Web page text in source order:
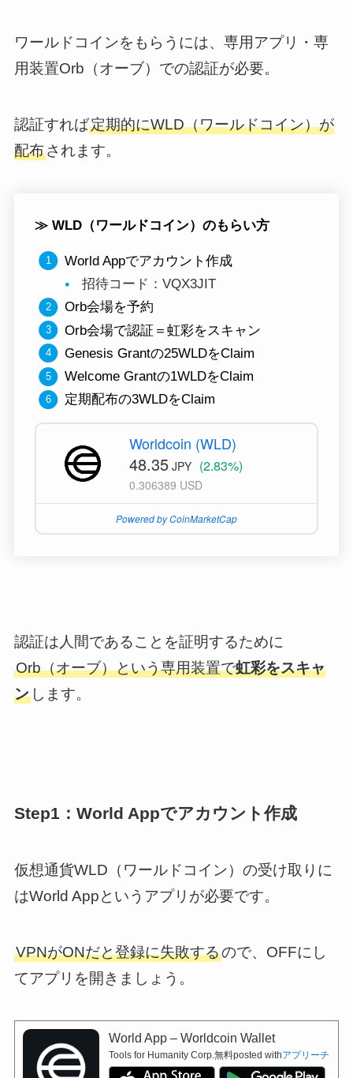
ワールドコインをもらうには、専用アプリ・専
用装置Orb（オーブ）での認証が必要。
認証すれば定期的にWLD（ワールドコイン）が
配布されます。
≫ WLD（ワールドコイン）のもらい方
World Appでアカウント作成
招待コード：VQX3JIT
Orb会場を予約
Orb会場で認証＝虹彩をスキャン
Genesis Grantの25WLDをClaim
Welcome Grantの1WLDをClaim
定期配布の3WLDをClaim
Worldcoin (WLD)
48.35 JPY (2.83%)
0.306389 USD
Powered by CoinMarketCap
認証は人間であることを証明するために
Orb（オーブ）という専用装置で虹彩をスキャ
ンします。
Step1：World Appでアカウント作成
仮想通貨WLD（ワールドコイン）の受け取りに
はWorld Appというアプリが必要です。
VPNがONだと登録に失敗するので、OFFにし
てアプリを開きましょう。
World App – Worldcoin Wallet
Tools for Humanity Corp.無料posted withアプリーチ